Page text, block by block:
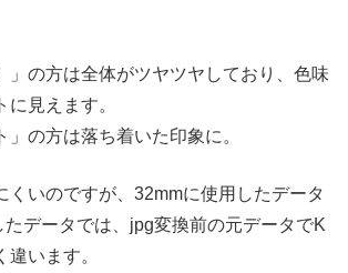
」の方は全体がツヤツヤしており、色味
に見えます。
」の方は落ち着いた印象に。
くいのですが、32mmに使用したデータ
たデータでは、jpg変換前の元データでK
います。